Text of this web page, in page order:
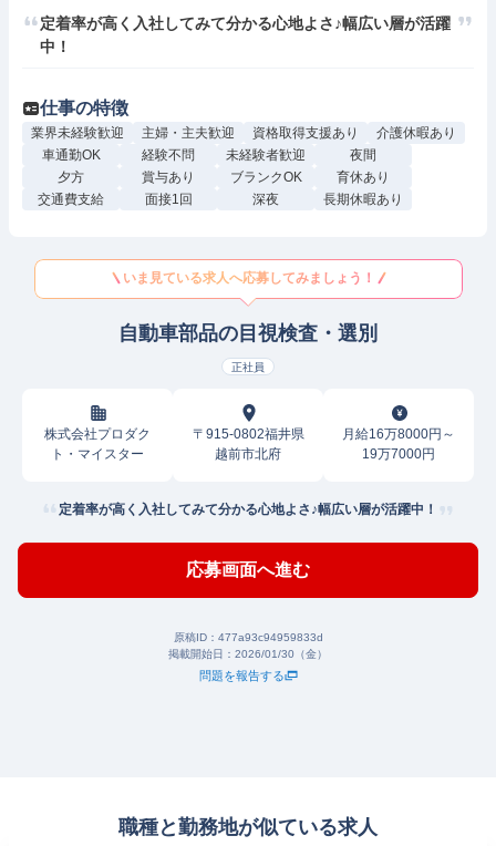
定着率が高く入社してみて分かる心地よさ♪幅広い層が活躍
中！
仕事の特徴
業界未経験歓迎 主婦・主夫歓迎 資格取得支援あり
介護休暇あり
車通勤OK
経験不問 未経験者歓迎
夜間
夕方
賞与あり ブランクOK
育休あり
交通費支給
面接1回 深夜 長期休暇あり
いま見ている求人へ応募してみましょう！
自動車部品の目視検査・選別
正社員
株式会社プロダク
ト・マイスター
〒915-0802福井県
越前市北府
月給16万8000円～
19万7000円
定着率が高く入社してみて分かる心地よさ♪幅広い層が活躍中！
応募画面へ進む
原稿ID： 477a93c94959833d
掲載開始日： 2026/01/30（金）
問題を報告する
職種と勤務地が似ている求人